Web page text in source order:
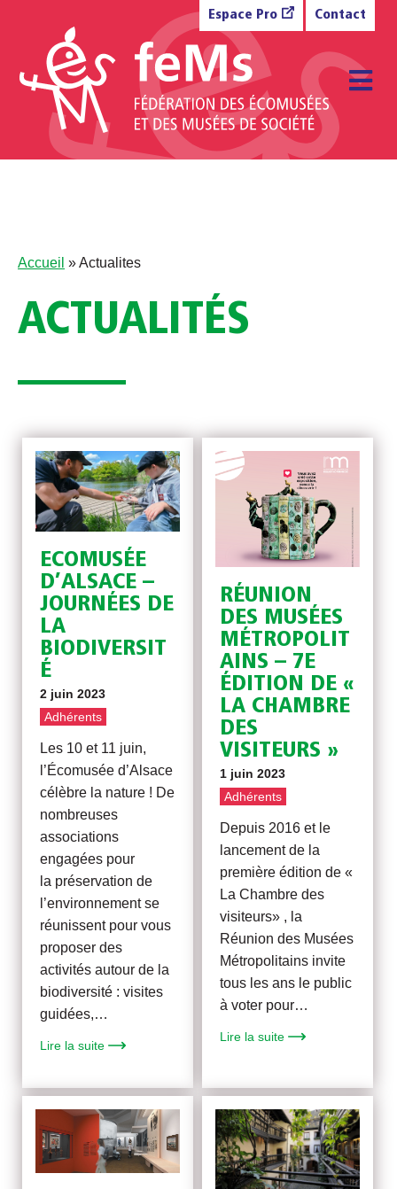
Espace Pro Contact
Accueil »Actualites
ACTUALITÉS
ECOMUSÉE
D’ALSACE –
JOURNÉES DE
LA
BIODIVERSIT
É
2 juin 2023
Adhérents
Les 10 et 11 juin,
l’Écomusée d’Alsace
célèbre la nature ! De
nombreuses
associations
engagées pour
la préservation de
l’environnement se
réunissent pour vous
proposer des
activités autour de la
biodiversité : visites
guidées,…
Lire la suite
RÉUNION
DES MUSÉES
MÉTROPOLIT
AINS – 7E
ÉDITION DE «
LA CHAMBRE
DES
VISITEURS »
1 juin 2023
Adhérents
Depuis 2016 et le
lancement de la
première édition de «
La Chambre des
visiteurs» , la
Réunion des Musées
Métropolitains invite
tous les ans le public
à voter pour…
Lire la suite